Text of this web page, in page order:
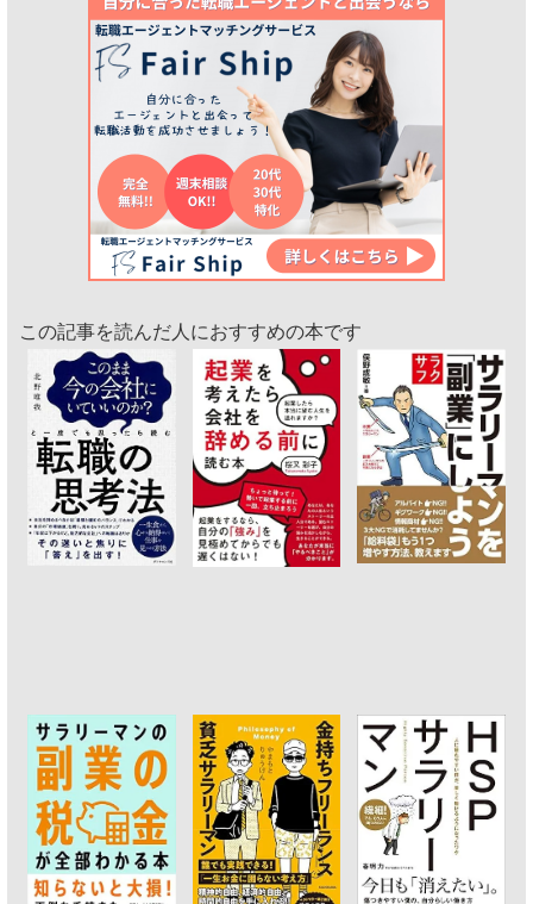
この記事を読んだ人におすすめの本です